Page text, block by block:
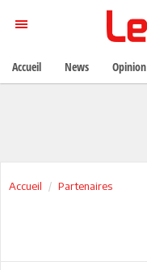
Accueil Partenaires
Accueil News Opinion